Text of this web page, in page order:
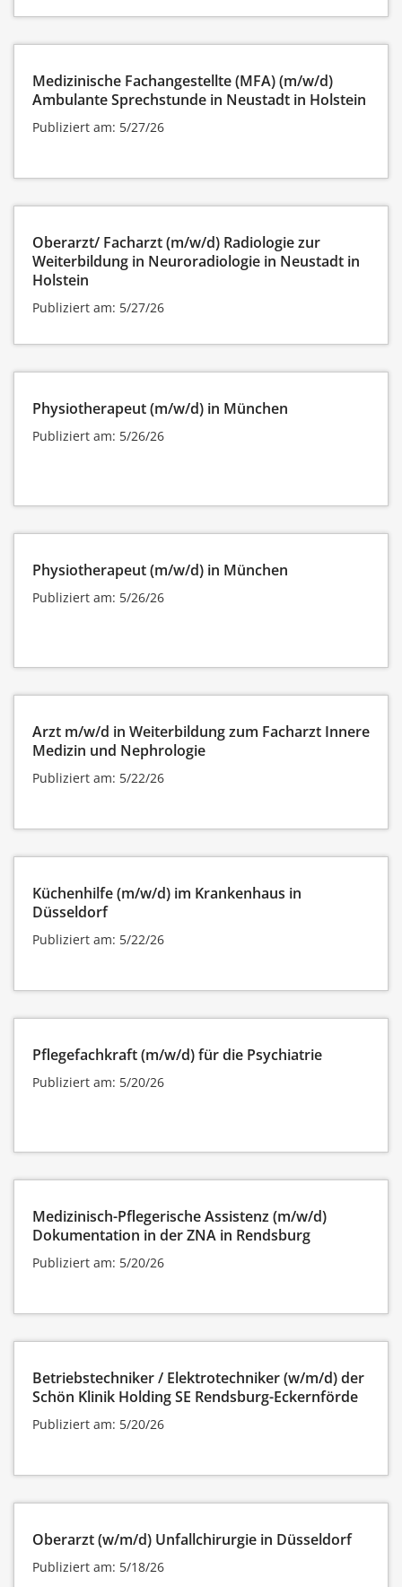
Medizinische Fachangestellte (MFA) (m/w/d)
Ambulante Sprechstunde in Neustadt in Holstein
Publiziert am: 5/27/26
Oberarzt/ Facharzt (m/w/d) Radiologie zur
Weiterbildung in Neuroradiologie in Neustadt in
Holstein
Publiziert am: 5/27/26
Physiotherapeut (m/w/d) in München
Publiziert am: 5/26/26
Physiotherapeut (m/w/d) in München
Publiziert am: 5/26/26
Arzt m/w/d in Weiterbildung zum Facharzt Innere
Medizin und Nephrologie
Publiziert am: 5/22/26
Küchenhilfe (m/w/d) im Krankenhaus in
Düsseldorf
Publiziert am: 5/22/26
Pflegefachkraft (m/w/d) für die Psychiatrie
Publiziert am: 5/20/26
Medizinisch-Pflegerische Assistenz (m/w/d)
Dokumentation in der ZNA in Rendsburg
Publiziert am: 5/20/26
Betriebstechniker / Elektrotechniker (w/m/d) der
Schön Klinik Holding SE Rendsburg-Eckernförde
Publiziert am: 5/20/26
Oberarzt (w/m/d) Unfallchirurgie in Düsseldorf
Publiziert am: 5/18/26